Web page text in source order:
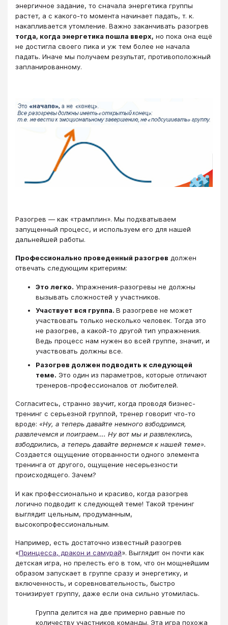
энергичное задание, то сначала энергетика группы
растет, а с какого-то момента начинает падать, т. к.
накапливается утомление. Важно заканчивать разогрев
тогда, когда энергетика пошла вверх, но пока она ещё
не достигла своего пика и уж тем более не начала
падать. Иначе мы получаем результат, противоположный
запланированному.
Разогрев — как «трамплин». Мы подхватываем
запущенный процесс, и используем его для нашей
дальнейшей работы.
Профессионально проведенный разогрев должен
отвечать следующим критериям:
Это легко. Упражнения-разогревы не должны
вызывать сложностей у участников.
Участвует вся группа. В разогреве не может
участвовать только несколько человек. Тогда это
не разогрев, а какой-то другой тип упражнения.
Ведь процесс нам нужен во всей группе, значит, и
участвовать должны все.
Разогрев должен подводить к следующей
теме. Это один из параметров, которые отличают
тренеров-профессионалов от любителей.
Согласитесь, странно звучит, когда проводя бизнес-
тренинг с серьезной группой, тренер говорит что-то
вроде: «Ну, а теперь давайте немного взбодримся,
развлечемся и поиграем…. Ну вот мы и развлеклись,
взбодрились, а теперь давайте вернемся к нашей теме».
Создается ощущение оторванности одного элемента
тренинга от другого, ощущение несерьезности
происходящего. Зачем?
И как профессионально и красиво, когда разогрев
логично подводит к следующей теме! Такой тренинг
выглядит цельным, продуманным,
высокопрофессиональным.
Например, есть достаточно известный разогрев
«Принцесса, дракон и самурай». Выглядит он почти как
детская игра, но прелесть его в том, что он мощнейшим
образом запускает в группе сразу и энергетику, и
включенность, и соревновательность, быстро
тонизирует группу, даже если она сильно утомилась.
Группа делится на две примерно равные по
количеству участников команды. Эта игра похожа